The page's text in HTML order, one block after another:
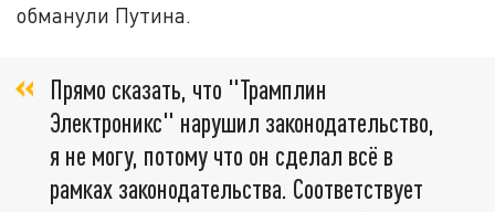
обманули Путина.
Прямо сказать, что "Трамплин
Электроникс" нарушил законодательство,
я не могу, потому что он сделал всё в
рамках законодательства. Соответствует